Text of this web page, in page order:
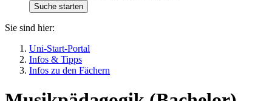
Sie sind hier:
Uni-Start-Portal
Infos & Tipps
Infos zu den Fächern